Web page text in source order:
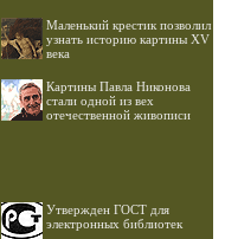
Маленький крестик позволил
узнать историю картины XV
века
Картины Павла Никонова
стали одной из вех
отечественной живописи
Утвержден ГОСТ для
электронных библиотек